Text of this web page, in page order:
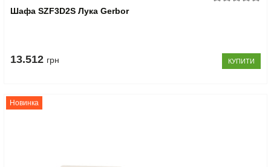
Шафа SZF3D2S Лука Gerbor
13.512 грн КУПИТИ
Новинка